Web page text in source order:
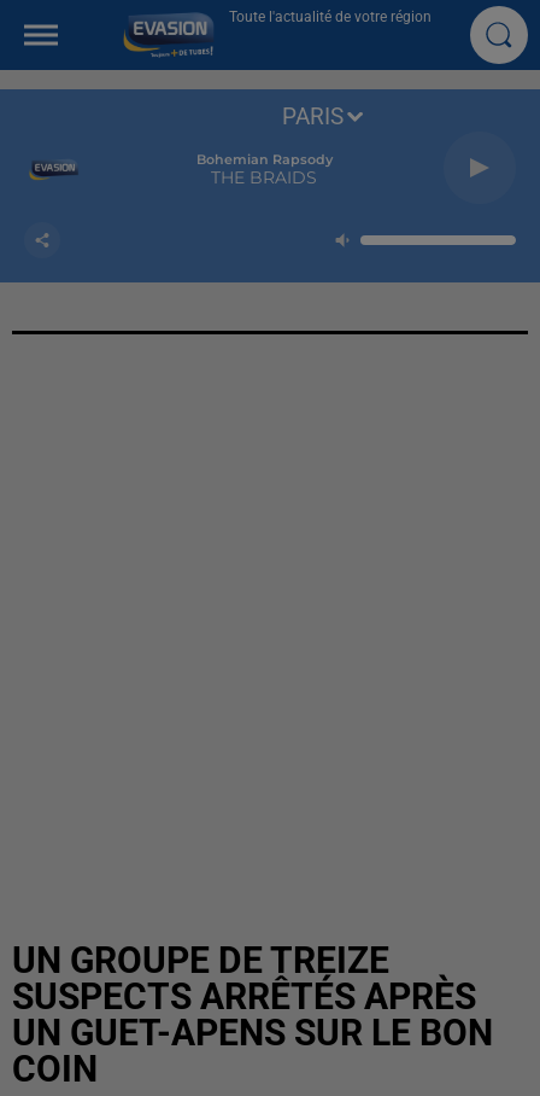
Toute l'actualité de votre région
Bohemian Rapsody
THE BRAIDS
PARIS
UN GROUPE DE TREIZE
SUSPECTS ARRÊTÉS APRÈS
UN GUET-APENS SUR LE BON
COIN